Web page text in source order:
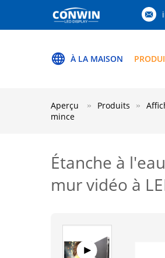
À LA MAISON
Aperçu Produits
mince
Étanche à
mur vidéo à